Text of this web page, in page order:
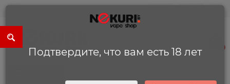
Подтвердите, что вам есть 18 лет